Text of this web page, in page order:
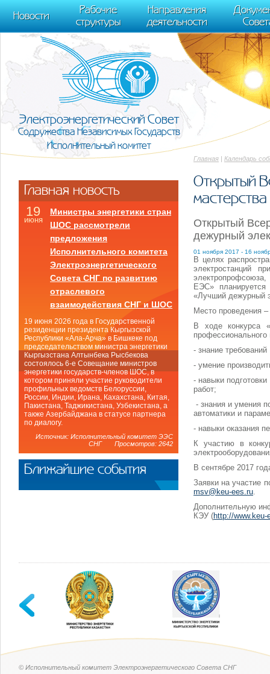
m[i].l=1*new Date(); for (var j = 0; j < document.scripts.length; j++) {if
[0],k.async=1,k.src=r,a.parentNode.insertBefore(k,a)}) (window,
trackLinks:true, accurateTrackBounce:true });
Новости
Рабочие
структуры
Направления
деятельности
Электроэнергетический Совет
Содружества Независимых Государств
Исполнительный комитет
Главная | Календарь
Открытый
Открытый
дежурный
01 ноября 2017 - 16
В целях
электростанций
электропрофсоюза,
ЕЭС» планируется
«Лучший дежурный
Место проведения
В ходе конкурса
- знание
- умение
- навыки
работ;
- знания и умения
автоматики и
- навыки оказания
К участию в
В сентябре 2017
Заявки на участие
msv@keu-ees.ru
Дополнительную
КЭУ (http://www.keu-
Главная новость
19
июня
Министры энергетики стран
ШОС рассмотрели
предложения
Исполнительного комитета
Электроэнергетического
Совета СНГ по развитию
отраслевого
взаимодействия СНГ и ШОС
19 июня 2026 года в Государственной
резиденции президента Кыргызской
Республики «Ала-Арча» в Бишкеке под
председательством министра энергетики
Кыргызстана Алтынбека Рысбекова
состоялось 6-е Совещание министров
энергетики государств-членов ШОС, в
котором приняли участие руководители
профильных ведомств Белоруссии,
России, Индии, Ирана, Кахахстана, Китая,
Пакистана, Таджикистана, Узбекистана, а
также Азербайджана в статусе партнера
по диалогу.
Источник: Исполнительный комитет ЭЭС
СНГ Просмотров: 2642
Ближайшие события
© Исполнительный комитет Электроэнергетического Совета СНГ